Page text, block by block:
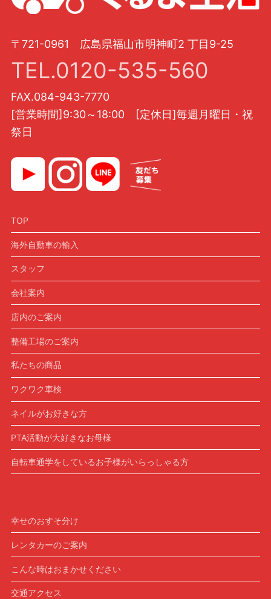
〒721-0961 広島県福山市明神町2 丁目9-25
TEL.0120-535-560
FAX.084-943-7770
[営業時間]9:30～18:00 [定休日]毎週月曜日・祝
祭日
TOP
海外自動車の輸入
スタッフ
会社案内
店内のご案内
整備工場のご案内
私たちの商品
ワクワク車検
ネイルがお好きな方
PTA活動が大好きなお母様
自転車通学をしているお子様がいらっしゃる方
幸せのおすそ分け
レンタカーのご案内
こんな時はおまかせください
交通アクセス